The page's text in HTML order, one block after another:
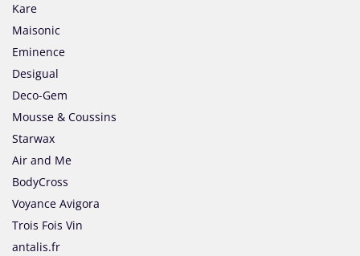
Kare
Maisonic
Eminence
Desigual
Deco-Gem
Mousse & Coussins
Starwax
Air and Me
BodyCross
Voyance Avigora
Trois Fois Vin
antalis.fr